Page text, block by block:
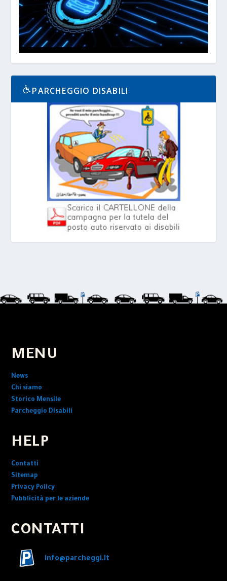
PARCHEGGIO DISABILI
MENU
News
Chi siamo
Storico Mensile
Parcheggio Disabili
HELP
Contatti
Sitemap
Privacy Policy
Pubblicità per le aziende
CONTATTI
info@parcheggi.it